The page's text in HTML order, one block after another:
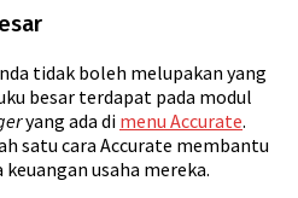
tidak boleh melupakan yang
besar terdapat pada modul
yang ada di menu Accurate.
satu cara Accurate membantu
usaha mereka.